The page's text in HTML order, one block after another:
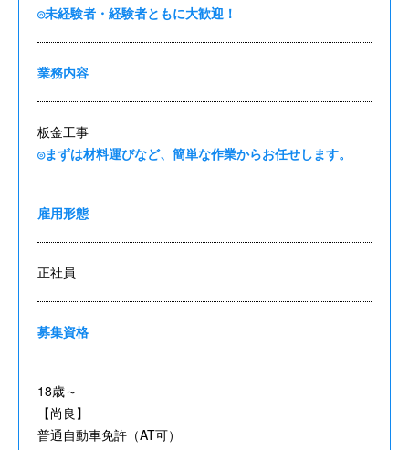
◎未経験者・経験者ともに大歓迎！
業務内容
板金工事
◎まずは材料運びなど、簡単な作業からお任せします。
雇用形態
正社員
募集資格
18歳～
【尚良】
普通自動車免許（AT可）